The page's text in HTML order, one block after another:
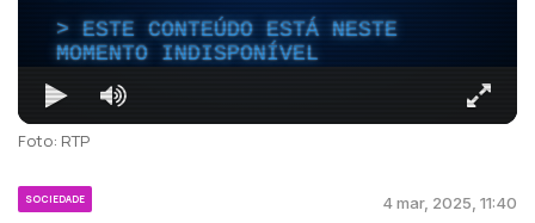
ESTE CONTEÚDO ESTÁ NESTE
MOMENTO INDISPONÍVEL
Foto: RTP
SOCIEDADE 4 mar, 2025, 11:40